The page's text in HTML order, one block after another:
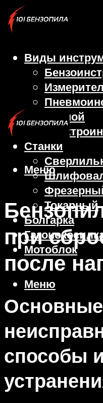
Виды
Ручной
Станки
Токарный
Болгарка
Мотоблок
Меню
Меню
при
после
способы